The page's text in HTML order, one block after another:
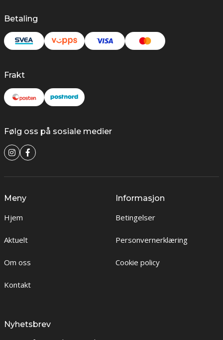
Betaling
Frakt
Følg oss på sosiale medier
Meny
Hjem
Aktuelt
Om oss
Kontakt
Informasjon
Betingelser
Personvernerklæring
Cookie policy
Nyhetsbrev